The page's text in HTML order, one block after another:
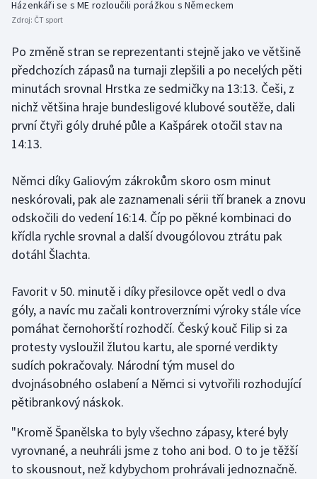
Stolní tenis
Triatlon
Veslování
Vodní slalom
Volejbal
Ostatní
Házenkáři se s ME rozloučili porážkou s Německem
Zdroj: ČT sport
Po změně stran se reprezentanti stejně jako ve většině
předchozích zápasů na turnaji zlepšili a po necelých pěti
minutách srovnal Hrstka ze sedmičky na 13:13. Češi, z
nichž většina hraje bundesligové klubové soutěže, dali
první čtyři góly druhé půle a Kašpárek otočil stav na
14:13.
Němci díky Galiovým zákrokům skoro osm minut
neskórovali, pak ale zaznamenali sérii tří branek a znovu
odskočili do vedení 16:14. Číp po pěkné kombinaci do
křídla rychle srovnal a další dvougólovou ztrátu pak
dotáhl Šlachta.
Favorit v 50. minutě i díky přesilovce opět vedl o dva
góly, a navíc mu začali kontroverzními výroky stále více
pomáhat černohorští rozhodčí. Český kouč Filip si za
protesty vysloužil žlutou kartu, ale sporné verdikty
sudích pokračovaly. Národní tým musel do
dvojnásobného oslabení a Němci si vytvořili rozhodující
pětibrankový náskok.
"Kromě Španělska to byly všechno zápasy, které byly
vyrovnané, a neuhráli jsme z toho ani bod. O to je těžší
to skousnout, než kdybychom prohrávali jednoznačně.